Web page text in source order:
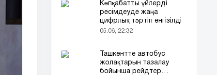
Көпқабатты үйлерді
ресімдеуде жаңа
цифрлық тәртіп енгізілді
05.06, 22:32
Ташкентте автобус
жолақтарын тазалау
бойынша рейдтер